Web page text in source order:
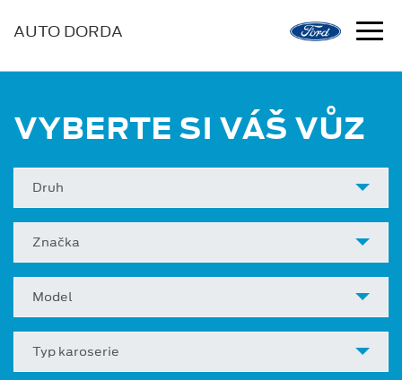
AUTO DORDA
VYBERTE SI VÁŠ VŮZ
Druh
Značka
Model
Typ karoserie